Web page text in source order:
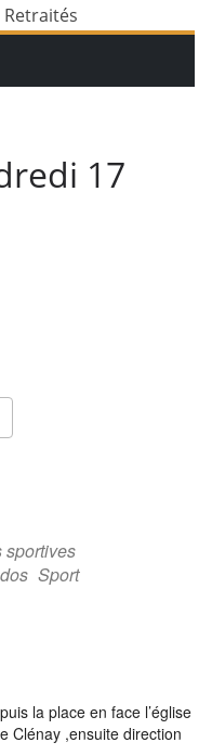
17
sportives
Sport
la place en face l’église
Clénay ,ensuite direction